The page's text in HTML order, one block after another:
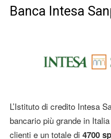
Banca Intesa
L’Istituto di credito Intesa
bancario più grande in
clienti e un totale di 4700